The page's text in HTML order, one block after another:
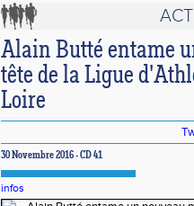
Alain Butté entame
tête de la Ligue
Loire
30 Novembre 2016 - CD 41
infos